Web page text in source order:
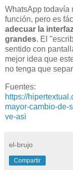
WhatsApp todavía
función, pero es
adecuar la
grandes. El
sentido con
mejor idea que
no tenga que
Fuentes:
https://
mayor-cambio-de-
ve-asi
el-brujo
Compartir